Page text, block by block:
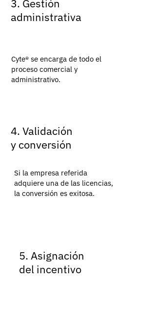
Cyte® se encarga de todo el
proceso comercial y
administrativo.
3. Gestión
administrativa
Si la empresa referida
adquiere una de las licencias,
la conversión es exitosa.
4. Validación
y conversión
5. Asignación
del incentivo